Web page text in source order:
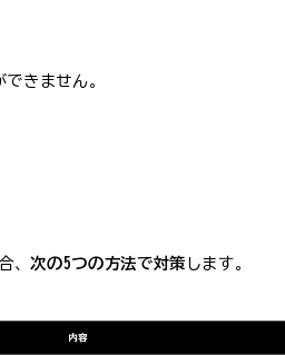
きません。
、次の5つの方法で対策 します。